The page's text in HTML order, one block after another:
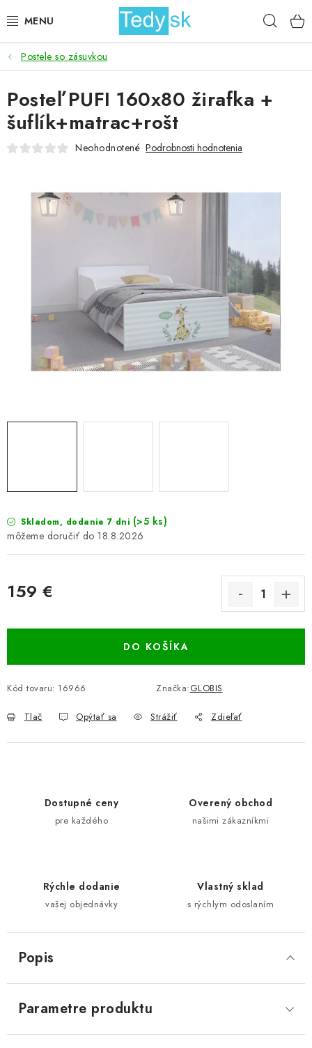
na
BICYKLE
ZÁHRADA
DOMÁCNOSŤ
DETSKÉ POSTELE
AKCIOVÝ TOVAR
GALÉRIA OD ZÁKAZNÍKOV
BLOG
Dopravné a platobné podmienky
Galéria od Zákaznikov
Postele so zásuvkou
Skladom, dodanie 7 dni (>5 ks)
18.8.2026
159 €
DO KOŠÍKA
Kód tovaru: 16966 Značka:GLOBIS
Tlač Opýtať sa Strážiť Zdieľať
Posteľ PUFI 160x80 žirafka +
šuflík+matrac+rošt
Neohodnotené Podrobnosti hodnotenia
Dostupné ceny
pre každého
Overený obchod
našimi zákazníkmi
Rýchle dodanie
vašej objednávky
Vlastný sklad
s rýchlym odoslaním
Popis
Parametre produktu